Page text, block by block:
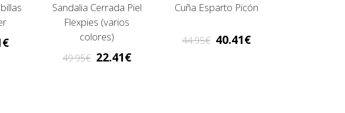
Sandalia Cerrada Piel
Flexpies (varios
colores)
49.95 22.41
Cuña Esparto Picón
44.95 40.41